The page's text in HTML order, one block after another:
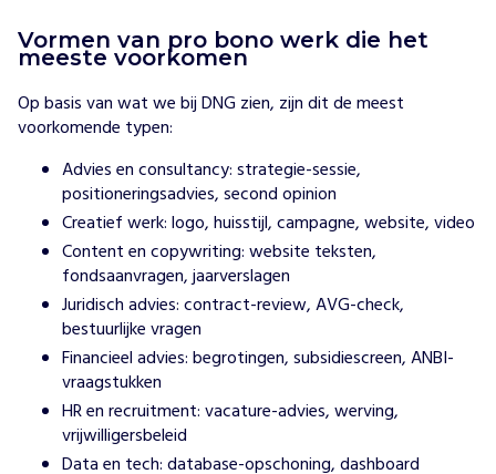
Vormen van pro bono werk die het
meeste voorkomen
Op basis van wat we bij DNG zien, zijn dit de meest
voorkomende typen:
Advies en consultancy: strategie-sessie,
positioneringsadvies, second opinion
Creatief werk: logo, huisstijl, campagne, website, video
Content en copywriting: website teksten,
fondsaanvragen, jaarverslagen
Juridisch advies: contract-review, AVG-check,
bestuurlijke vragen
Financieel advies: begrotingen, subsidiescreen, ANBI-
vraagstukken
HR en recruitment: vacature-advies, werving,
vrijwilligersbeleid
Data en tech: database-opschoning, dashboard